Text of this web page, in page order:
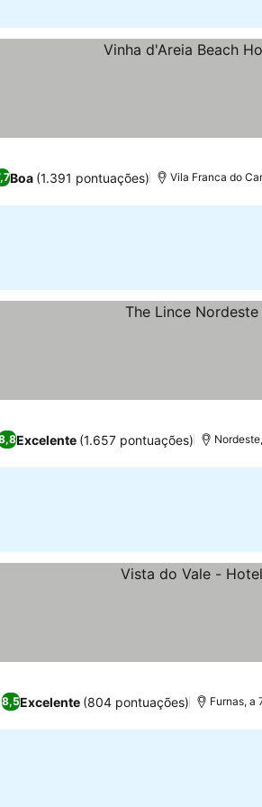
Boa (1.391 pontuações) Vila Franca do
Excelente (1.657 pontuações)
8,5Excelente (804 pontuações) Furnas, a